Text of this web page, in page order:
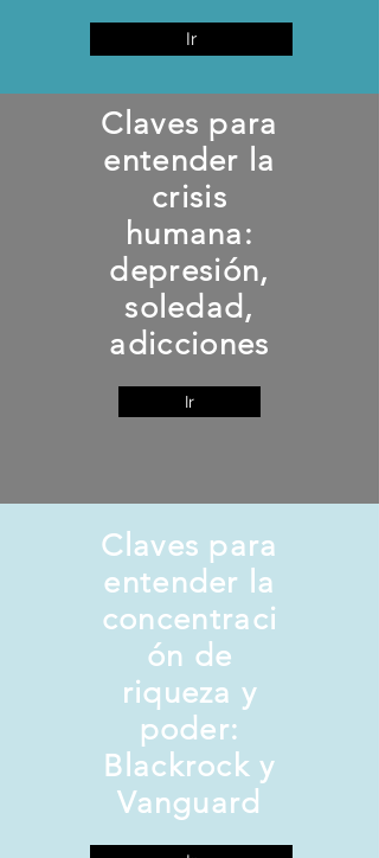
Ir
Claves para
entender la
crisis
humana:
depresión,
soledad,
adicciones
Ir
Claves para
entender la
concentraci
ón de
riqueza y
poder:
Blackrock y
Vanguard